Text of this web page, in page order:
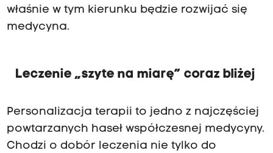
właśnie w tym kierunku będzie rozwijać się
medycyna.
Leczenie „szyte na miarę” coraz bliżej
Personalizacja terapii to jedno z najczęściej
powtarzanych haseł współczesnej medycyny.
Chodzi o dobór leczenia nie tylko do